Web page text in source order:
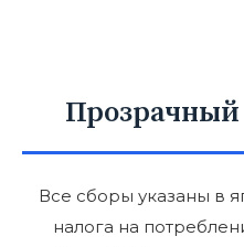
Все сборы указаны в
налога на